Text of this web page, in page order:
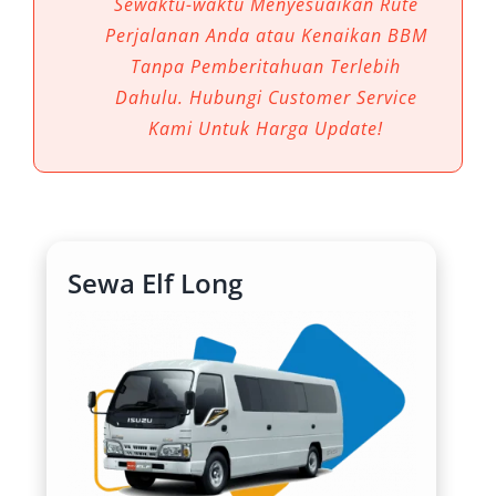
Kuningan sering kali membutuhkan kendaraan
yang nyaman, berkapasitas besar, dan praktis.
Di sinilah sewa mobil Elf Kuningan hadir
sebagai solusi ideal.
1. Kapasitas Besar untuk
Mobil Elf hadir dengan varian Short 11–14 seat
dan Long 18–20 seat, sehingga mampu
menampung rombongan dengan nyaman. Baik
untuk acara keluarga besar, perjalanan dinas,
maupun rombongan wisata sekolah, rental
mobil Elf Kuningan memastikan semua
penumpang bisa berangkat bersama tanpa
harus menggunakan kendaraan terpisah.
Perjalanan Anda atau Kenaikan BBM
Tanpa Pemberitahuan Terlebih
Dahulu. Hubungi Customer Service
Kami Untuk Harga Update!
Sewa Elf Long